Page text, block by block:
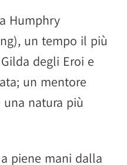
Humphry
un tempo il più
degli Eroi e
un mentore
natura più
piene mani dalla